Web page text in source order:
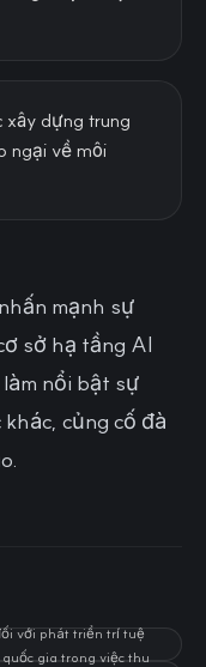
xây dựng trung
ngại về môi
mạnh sự
sở hạ tầng AI
nổi bật sự
củng cố đà
với phát triển trí tuệ
gia trong việc thu